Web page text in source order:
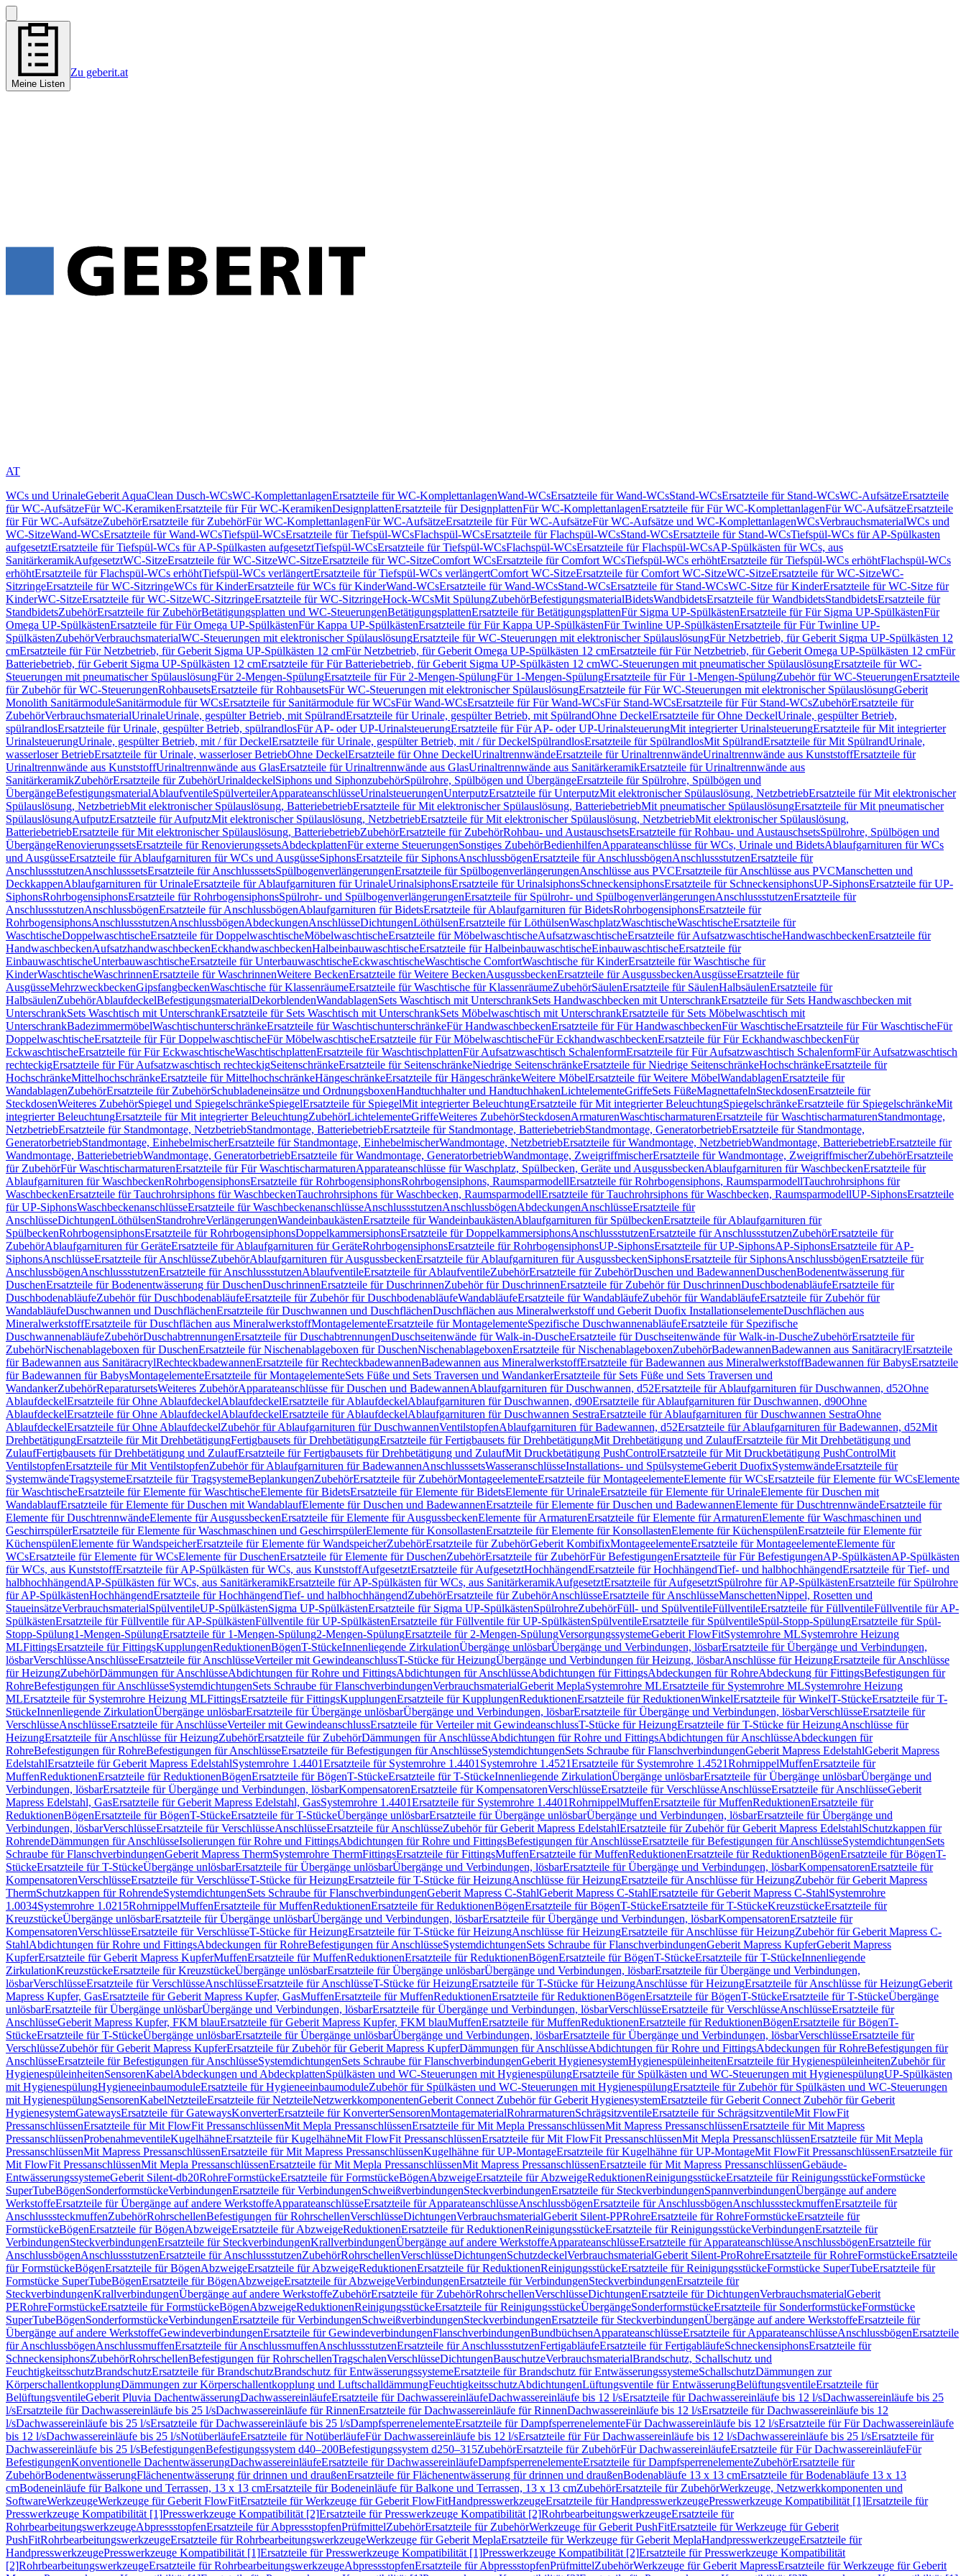
Meine Listen
Zu geberit.at
AT
WCs und UrinaleGeberit AquaClean Dusch-WCsWC-KomplettanlagenErsatzteile für WC-KomplettanlagenWand-WCsErsatzteile für Wand-WCsStand-WCsErsatzteile für Stand-WCsWC-AufsätzeErsatzteile
für WC-AufsätzeFür WC-KeramikenErsatzteile für Für WC-KeramikenDesignplattenErsatzteile für DesignplattenFür WC-KomplettanlagenErsatzteile für Für WC-KomplettanlagenFür WC-AufsätzeErsatzteile
für Für WC-AufsätzeZubehörErsatzteile für ZubehörFür WC-KomplettanlagenFür WC-AufsätzeErsatzteile für Für WC-AufsätzeFür WC-Aufsätze und WC-KomplettanlagenWCsVerbrauchsmaterialWCs und
WC-SitzeWand-WCsErsatzteile für Wand-WCsTiefspül-WCsErsatzteile für Tiefspül-WCsFlachspül-WCsErsatzteile für Flachspül-WCsStand-WCsErsatzteile für Stand-WCsTiefspül-WCs für AP-Spülkasten
aufgesetztErsatzteile für Tiefspül-WCs für AP-Spülkasten aufgesetztTiefspül-WCsErsatzteile für Tiefspül-WCsFlachspül-WCsErsatzteile für Flachspül-WCsAP-Spülkästen für WCs, aus
SanitärkeramikAufgesetztWC-SitzeErsatzteile für WC-SitzeWC-SitzeErsatzteile für WC-SitzeComfort WCsErsatzteile für Comfort WCsTiefspül-WCs erhöhtErsatzteile für Tiefspül-WCs erhöhtFlachspül-WCs
erhöhtErsatzteile für Flachspül-WCs erhöhtTiefspül-WCs verlängertErsatzteile für Tiefspül-WCs verlängertComfort WC-SitzeErsatzteile für Comfort WC-SitzeWC-SitzeErsatzteile für WC-SitzeWC-
SitzringeErsatzteile für WC-SitzringeWCs für KinderErsatzteile für WCs für KinderWand-WCsErsatzteile für Wand-WCsStand-WCsErsatzteile für Stand-WCsWC-Sitze für KinderErsatzteile für WC-Sitze für
KinderWC-SitzeErsatzteile für WC-SitzeWC-SitzringeErsatzteile für WC-SitzringeHock-WCsMit SpülungZubehörBefestigungsmaterialBidetsWandbidetsErsatzteile für WandbidetsStandbidetsErsatzteile für
StandbidetsZubehörErsatzteile für ZubehörBetätigungsplatten und WC-SteuerungenBetätigungsplattenErsatzteile für BetätigungsplattenFür Sigma UP-SpülkästenErsatzteile für Für Sigma UP-SpülkästenFür
Omega UP-SpülkästenErsatzteile für Für Omega UP-SpülkästenFür Kappa UP-SpülkästenErsatzteile für Für Kappa UP-SpülkästenFür Twinline UP-SpülkästenErsatzteile für Für Twinline UP-
SpülkästenZubehörVerbrauchsmaterialWC-Steuerungen mit elektronischer SpülauslösungErsatzteile für WC-Steuerungen mit elektronischer SpülauslösungFür Netzbetrieb, für Geberit Sigma UP-Spülkästen 12
cmErsatzteile für Für Netzbetrieb, für Geberit Sigma UP-Spülkästen 12 cmFür Netzbetrieb, für Geberit Omega UP-Spülkästen 12 cmErsatzteile für Für Netzbetrieb, für Geberit Omega UP-Spülkästen 12 cmFür
Batteriebetrieb, für Geberit Sigma UP-Spülkästen 12 cmErsatzteile für Für Batteriebetrieb, für Geberit Sigma UP-Spülkästen 12 cmWC-Steuerungen mit pneumatischer SpülauslösungErsatzteile für WC-
Steuerungen mit pneumatischer SpülauslösungFür 2-Mengen-SpülungErsatzteile für Für 2-Mengen-SpülungFür 1-Mengen-SpülungErsatzteile für Für 1-Mengen-SpülungZubehör für WC-SteuerungenErsatzteile
für Zubehör für WC-SteuerungenRohbausetsErsatzteile für RohbausetsFür WC-Steuerungen mit elektronischer SpülauslösungErsatzteile für Für WC-Steuerungen mit elektronischer SpülauslösungGeberit
Monolith SanitärmoduleSanitärmodule für WCsErsatzteile für Sanitärmodule für WCsFür Wand-WCsErsatzteile für Für Wand-WCsFür Stand-WCsErsatzteile für Für Stand-WCsZubehörErsatzteile für
ZubehörVerbrauchsmaterialUrinaleUrinale, gespülter Betrieb, mit SpülrandErsatzteile für Urinale, gespülter Betrieb, mit SpülrandOhne DeckelErsatzteile für Ohne DeckelUrinale, gespülter Betrieb,
spülrandlosErsatzteile für Urinale, gespülter Betrieb, spülrandlosFür AP- oder UP-UrinalsteuerungErsatzteile für Für AP- oder UP-UrinalsteuerungMit integrierter UrinalsteuerungErsatzteile für Mit integrierter
UrinalsteuerungUrinale, gespülter Betrieb, mit / für DeckelErsatzteile für Urinale, gespülter Betrieb, mit / für DeckelSpülrandlosErsatzteile für SpülrandlosMit SpülrandErsatzteile für Mit SpülrandUrinale,
wasserloser BetriebErsatzteile für Urinale, wasserloser BetriebOhne DeckelErsatzteile für Ohne DeckelUrinaltrennwändeErsatzteile für UrinaltrennwändeUrinaltrennwände aus KunststoffErsatzteile für
Urinaltrennwände aus KunststoffUrinaltrennwände aus GlasErsatzteile für Urinaltrennwände aus GlasUrinaltrennwände aus SanitärkeramikErsatzteile für Urinaltrennwände aus
SanitärkeramikZubehörErsatzteile für ZubehörUrinaldeckelSiphons und SiphonzubehörSpülrohre, Spülbögen und ÜbergängeErsatzteile für Spülrohre, Spülbögen und
ÜbergängeBefestigungsmaterialAblaufventileSpülverteilerApparateanschlüsseUrinalsteuerungenUnterputzErsatzteile für UnterputzMit elektronischer Spülauslösung, NetzbetriebErsatzteile für Mit elektronischer
Spülauslösung, NetzbetriebMit elektronischer Spülauslösung, BatteriebetriebErsatzteile für Mit elektronischer Spülauslösung, BatteriebetriebMit pneumatischer SpülauslösungErsatzteile für Mit pneumatischer
SpülauslösungAufputzErsatzteile für AufputzMit elektronischer Spülauslösung, NetzbetriebErsatzteile für Mit elektronischer Spülauslösung, NetzbetriebMit elektronischer Spülauslösung,
BatteriebetriebErsatzteile für Mit elektronischer Spülauslösung, BatteriebetriebZubehörErsatzteile für ZubehörRohbau- und AustauschsetsErsatzteile für Rohbau- und AustauschsetsSpülrohre, Spülbögen und
ÜbergängeRenovierungssetsErsatzteile für RenovierungssetsAbdeckplattenFür externe SteuerungenSonstiges ZubehörBedienhilfenApparateanschlüsse für WCs, Urinale und BidetsAblaufgarnituren für WCs
und AusgüsseErsatzteile für Ablaufgarnituren für WCs und AusgüsseSiphonsErsatzteile für SiphonsAnschlussbögenErsatzteile für AnschlussbögenAnschlussstutzenErsatzteile für
AnschlussstutzenAnschlusssetsErsatzteile für AnschlusssetsSpülbogenverlängerungenErsatzteile für SpülbogenverlängerungenAnschlüsse aus PVCErsatzteile für Anschlüsse aus PVCManschetten und
DeckkappenAblaufgarnituren für UrinaleErsatzteile für Ablaufgarnituren für UrinaleUrinalsiphonsErsatzteile für UrinalsiphonsSchneckensiphonsErsatzteile für SchneckensiphonsUP-SiphonsErsatzteile für UP-
SiphonsRohrbogensiphonsErsatzteile für RohrbogensiphonsSpülrohr- und SpülbogenverlängerungenErsatzteile für Spülrohr- und SpülbogenverlängerungenAnschlussstutzenErsatzteile für
AnschlussstutzenAnschlussbögenErsatzteile für AnschlussbögenAblaufgarnituren für BidetsErsatzteile für Ablaufgarnituren für BidetsRohrbogensiphonsErsatzteile für
RohrbogensiphonsAnschlussstutzenAnschlussbögenAbdeckungenAnschlüsseDichtungenLöthülsenErsatzteile für LöthülsenWaschplatzWaschtischeWaschtischeErsatzteile für
WaschtischeDoppelwaschtischeErsatzteile für DoppelwaschtischeMöbelwaschtischeErsatzteile für MöbelwaschtischeAufsatzwaschtischeErsatzteile für AufsatzwaschtischeHandwaschbeckenErsatzteile für
HandwaschbeckenAufsatzhandwaschbeckenEckhandwaschbeckenHalbeinbauwaschtischeErsatzteile für HalbeinbauwaschtischeEinbauwaschtischeErsatzteile für
EinbauwaschtischeUnterbauwaschtischeErsatzteile für UnterbauwaschtischeEckwaschtischeWaschtische ComfortWaschtische für KinderErsatzteile für Waschtische für
KinderWaschtischeWaschrinnenErsatzteile für WaschrinnenWeitere BeckenErsatzteile für Weitere BeckenAusgussbeckenErsatzteile für AusgussbeckenAusgüsseErsatzteile für
AusgüsseMehrzweckbeckenGipsfangbeckenWaschtische für KlassenräumeErsatzteile für Waschtische für KlassenräumeZubehörSäulenErsatzteile für SäulenHalbsäulenErsatzteile für
HalbsäulenZubehörAblaufdeckelBefestigungsmaterialDekorblendenWandablagenSets Waschtisch mit UnterschrankSets Handwaschbecken mit UnterschrankErsatzteile für Sets Handwaschbecken mit
UnterschrankSets Waschtisch mit UnterschrankErsatzteile für Sets Waschtisch mit UnterschrankSets Möbelwaschtisch mit UnterschrankErsatzteile für Sets Möbelwaschtisch mit
UnterschrankBadezimmermöbelWaschtischunterschränkeErsatzteile für WaschtischunterschränkeFür HandwaschbeckenErsatzteile für Für HandwaschbeckenFür WaschtischeErsatzteile für Für WaschtischeFür
DoppelwaschtischeErsatzteile für Für DoppelwaschtischeFür MöbelwaschtischeErsatzteile für Für MöbelwaschtischeFür EckhandwaschbeckenErsatzteile für Für EckhandwaschbeckenFür
EckwaschtischeErsatzteile für Für EckwaschtischeWaschtischplattenErsatzteile für WaschtischplattenFür Aufsatzwaschtisch SchalenformErsatzteile für Für Aufsatzwaschtisch SchalenformFür Aufsatzwaschtisch
rechteckigErsatzteile für Für Aufsatzwaschtisch rechteckigSeitenschränkeErsatzteile für SeitenschränkeNiedrige SeitenschränkeErsatzteile für Niedrige SeitenschränkeHochschränkeErsatzteile für
HochschränkeMittelhochschränkeErsatzteile für MittelhochschränkeHängeschränkeErsatzteile für HängeschränkeWeitere MöbelErsatzteile für Weitere MöbelWandablagenErsatzteile für
WandablagenZubehörErsatzteile für ZubehörSchubladeneinsätze und OrdnungsboxenHandtuchhalter und HandtuchhakenLichtelementeGriffeSets FüßeMagnettafelnSteckdosenErsatzteile für
SteckdosenWeiteres ZubehörSpiegel und SpiegelschränkeSpiegelErsatzteile für SpiegelMit integrierter BeleuchtungErsatzteile für Mit integrierter BeleuchtungSpiegelschränkeErsatzteile für SpiegelschränkeMit
integrierter BeleuchtungErsatzteile für Mit integrierter BeleuchtungZubehörLichtelementeGriffeWeiteres ZubehörSteckdosenArmaturenWaschtischarmaturenErsatzteile für WaschtischarmaturenStandmontage,
NetzbetriebErsatzteile für Standmontage, NetzbetriebStandmontage, BatteriebetriebErsatzteile für Standmontage, BatteriebetriebStandmontage, GeneratorbetriebErsatzteile für Standmontage,
GeneratorbetriebStandmontage, EinhebelmischerErsatzteile für Standmontage, EinhebelmischerWandmontage, NetzbetriebErsatzteile für Wandmontage, NetzbetriebWandmontage, BatteriebetriebErsatzteile für
Wandmontage, BatteriebetriebWandmontage, GeneratorbetriebErsatzteile für Wandmontage, GeneratorbetriebWandmontage, ZweigriffmischerErsatzteile für Wandmontage, ZweigriffmischerZubehörErsatzteile
für ZubehörFür WaschtischarmaturenErsatzteile für Für WaschtischarmaturenApparateanschlüsse für Waschplatz, Spülbecken, Geräte und AusgussbeckenAblaufgarnituren für WaschbeckenErsatzteile für
Ablaufgarnituren für WaschbeckenRohrbogensiphonsErsatzteile für RohrbogensiphonsRohrbogensiphons, RaumsparmodellErsatzteile für Rohrbogensiphons, RaumsparmodellTauchrohrsiphons für
WaschbeckenErsatzteile für Tauchrohrsiphons für WaschbeckenTauchrohrsiphons für Waschbecken, RaumsparmodellErsatzteile für Tauchrohrsiphons für Waschbecken, RaumsparmodellUP-SiphonsErsatzteile
für UP-SiphonsWaschbeckenanschlüsseErsatzteile für WaschbeckenanschlüsseAnschlussstutzenAnschlussbögenAbdeckungenAnschlüsseErsatzteile für
AnschlüsseDichtungenLöthülsenStandrohreVerlängerungenWandeinbaukästenErsatzteile für WandeinbaukästenAblaufgarnituren für SpülbeckenErsatzteile für Ablaufgarnituren für
SpülbeckenRohrbogensiphonsErsatzteile für RohrbogensiphonsDoppelkammersiphonsErsatzteile für DoppelkammersiphonsAnschlussstutzenErsatzteile für AnschlussstutzenZubehörErsatzteile für
ZubehörAblaufgarnituren für GeräteErsatzteile für Ablaufgarnituren für GeräteRohrbogensiphonsErsatzteile für RohrbogensiphonsUP-SiphonsErsatzteile für UP-SiphonsAP-SiphonsErsatzteile für AP-
SiphonsAnschlüsseErsatzteile für AnschlüsseZubehörAblaufgarnituren für AusgussbeckenErsatzteile für Ablaufgarnituren für AusgussbeckenSiphonsErsatzteile für SiphonsAnschlussbögenErsatzteile für
AnschlussbögenAnschlussstutzenErsatzteile für AnschlussstutzenAblaufventileErsatzteile für AblaufventileZubehörErsatzteile für ZubehörDuschen und BadewannenDuschenBodenentwässerung für
DuschenErsatzteile für Bodenentwässerung für DuschenDuschrinnenErsatzteile für DuschrinnenZubehör für DuschrinnenErsatzteile für Zubehör für DuschrinnenDuschbodenabläufeErsatzteile für
DuschbodenabläufeZubehör für DuschbodenabläufeErsatzteile für Zubehör für DuschbodenabläufeWandabläufeErsatzteile für WandabläufeZubehör für WandabläufeErsatzteile für Zubehör für
WandabläufeDuschwannen und DuschflächenErsatzteile für Duschwannen und DuschflächenDuschflächen aus Mineralwerkstoff und Geberit Duofix InstallationselementeDuschflächen aus
MineralwerkstoffErsatzteile für Duschflächen aus MineralwerkstoffMontagelementeErsatzteile für MontagelementeSpezifische DuschwannenabläufeErsatzteile für Spezifische
DuschwannenabläufeZubehörDuschabtrennungenErsatzteile für DuschabtrennungenDuschseitenwände für Walk-in-DuscheErsatzteile für Duschseitenwände für Walk-in-DuscheZubehörErsatzteile für
ZubehörNischenablageboxen für DuschenErsatzteile für Nischenablageboxen für DuschenNischenablageboxenErsatzteile für NischenablageboxenZubehörBadewannenBadewannen aus SanitäracrylErsatzteile
für Badewannen aus SanitäracrylRechteckbadewannenErsatzteile für RechteckbadewannenBadewannen aus MineralwerkstoffErsatzteile für Badewannen aus MineralwerkstoffBadewannen für BabysErsatzteile
für Badewannen für BabysMontagelementeErsatzteile für MontagelementeSets Füße und Sets Traversen und WandankerErsatzteile für Sets Füße und Sets Traversen und
WandankerZubehörReparatursetsWeiteres ZubehörApparateanschlüsse für Duschen und BadewannenAblaufgarnituren für Duschwannen, d52Ersatzteile für Ablaufgarnituren für Duschwannen, d52Ohne
AblaufdeckelErsatzteile für Ohne AblaufdeckelAblaufdeckelErsatzteile für AblaufdeckelAblaufgarnituren für Duschwannen, d90Ersatzteile für Ablaufgarnituren für Duschwannen, d90Ohne
AblaufdeckelErsatzteile für Ohne AblaufdeckelAblaufdeckelErsatzteile für AblaufdeckelAblaufgarnituren für Duschwannen SestraErsatzteile für Ablaufgarnituren für Duschwannen SestraOhne
AblaufdeckelErsatzteile für Ohne AblaufdeckelZubehör für Ablaufgarnituren für DuschwannenVentilstopfenAblaufgarnituren für Badewannen, d52Ersatzteile für Ablaufgarnituren für Badewannen, d52Mit
DrehbetätigungErsatzteile für Mit DrehbetätigungFertigbausets für DrehbetätigungErsatzteile für Fertigbausets für DrehbetätigungMit Drehbetätigung und ZulaufErsatzteile für Mit Drehbetätigung und
ZulaufFertigbausets für Drehbetätigung und ZulaufErsatzteile für Fertigbausets für Drehbetätigung und ZulaufMit Druckbetätigung PushControlErsatzteile für Mit Druckbetätigung PushControlMit
VentilstopfenErsatzteile für Mit VentilstopfenZubehör für Ablaufgarnituren für BadewannenAnschlusssetsWasseranschlüsseInstallations- und SpülsystemeGeberit DuofixSystemwändeErsatzteile für
SystemwändeTragsystemeErsatzteile für TragsystemeBeplankungenZubehörErsatzteile für ZubehörMontageelementeErsatzteile für MontageelementeElemente für WCsErsatzteile für Elemente für WCsElemente
für WaschtischeErsatzteile für Elemente für WaschtischeElemente für BidetsErsatzteile für Elemente für BidetsElemente für UrinaleErsatzteile für Elemente für UrinaleElemente für Duschen mit
WandablaufErsatzteile für Elemente für Duschen mit WandablaufElemente für Duschen und BadewannenErsatzteile für Elemente für Duschen und BadewannenElemente für DuschtrennwändeErsatzteile für
Elemente für DuschtrennwändeElemente für AusgussbeckenErsatzteile für Elemente für AusgussbeckenElemente für ArmaturenErsatzteile für Elemente für ArmaturenElemente für Waschmaschinen und
GeschirrspülerErsatzteile für Elemente für Waschmaschinen und GeschirrspülerElemente für KonsollastenErsatzteile für Elemente für KonsollastenElemente für KüchenspülenErsatzteile für Elemente für
KüchenspülenElemente für WandspeicherErsatzteile für Elemente für WandspeicherZubehörErsatzteile für ZubehörGeberit KombifixMontageelementeErsatzteile für MontageelementeElemente für
WCsErsatzteile für Elemente für WCsElemente für DuschenErsatzteile für Elemente für DuschenZubehörErsatzteile für ZubehörFür BefestigungenErsatzteile für Für BefestigungenAP-SpülkästenAP-Spülkästen
für WCs, aus KunststoffErsatzteile für AP-Spülkästen für WCs, aus KunststoffAufgesetztErsatzteile für AufgesetztHochhängendErsatzteile für HochhängendTief- und halbhochhängendErsatzteile für Tief- und
halbhochhängendAP-Spülkästen für WCs, aus SanitärkeramikErsatzteile für AP-Spülkästen für WCs, aus SanitärkeramikAufgesetztErsatzteile für AufgesetztSpülrohre für AP-SpülkästenErsatzteile für Spülrohre
für AP-SpülkästenHochhängendErsatzteile für HochhängendTief- und halbhochhängendZubehörErsatzteile für ZubehörAnschlüsseErsatzteile für AnschlüsseManschettenNippel, Rosetten und
StaueinsätzeVerbrauchsmaterialSpülventileUP-SpülkästenSigma UP-SpülkästenErsatzteile für Sigma UP-SpülkästenSpülrohreZubehörFüll- und SpülventileFüllventileErsatzteile für FüllventileFüllventile für AP-
SpülkästenErsatzteile für Füllventile für AP-SpülkästenFüllventile für UP-SpülkästenErsatzteile für Füllventile für UP-SpülkästenSpülventileErsatzteile für SpülventileSpül-Stopp-SpülungErsatzteile für Spül-
Stopp-Spülung1-Mengen-SpülungErsatzteile für 1-Mengen-Spülung2-Mengen-SpülungErsatzteile für 2-Mengen-SpülungVersorgungssystemeGeberit FlowFitSystemrohre MLSystemrohre Heizung
MLFittingsErsatzteile für FittingsKupplungenReduktionenBögenT-StückeInnenliegende ZirkulationÜbergänge unlösbarÜbergänge und Verbindungen, lösbarErsatzteile für Übergänge und Verbindungen,
lösbarVerschlüsseAnschlüsseErsatzteile für AnschlüsseVerteiler mit GewindeanschlussT-Stücke für HeizungÜbergänge und Verbindungen für Heizung, lösbarAnschlüsse für HeizungErsatzteile für Anschlüsse
für HeizungZubehörDämmungen für AnschlüsseAbdichtungen für Rohre und FittingsAbdichtungen für AnschlüsseAbdichtungen für FittingsAbdeckungen für RohreAbdeckung für FittingsBefestigungen für
RohreBefestigungen für AnschlüsseSystemdichtungenSets Schraube für FlanschverbindungenVerbrauchsmaterialGeberit MeplaSystemrohre MLErsatzteile für Systemrohre MLSystemrohre Heizung
MLErsatzteile für Systemrohre Heizung MLFittingsErsatzteile für FittingsKupplungenErsatzteile für KupplungenReduktionenErsatzteile für ReduktionenWinkelErsatzteile für WinkelT-StückeErsatzteile für T-
StückeInnenliegende ZirkulationÜbergänge unlösbarErsatzteile für Übergänge unlösbarÜbergänge und Verbindungen, lösbarErsatzteile für Übergänge und Verbindungen, lösbarVerschlüsseErsatzteile für
VerschlüsseAnschlüsseErsatzteile für AnschlüsseVerteiler mit GewindeanschlussErsatzteile für Verteiler mit GewindeanschlussT-Stücke für HeizungErsatzteile für T-Stücke für HeizungAnschlüsse für
HeizungErsatzteile für Anschlüsse für HeizungZubehörErsatzteile für ZubehörDämmungen für AnschlüsseAbdichtungen für Rohre und FittingsAbdichtungen für AnschlüsseAbdeckungen für
RohreBefestigungen für RohreBefestigungen für AnschlüsseErsatzteile für Befestigungen für AnschlüsseSystemdichtungenSets Schraube für FlanschverbindungenGeberit Mapress EdelstahlGeberit Mapress
EdelstahlErsatzteile für Geberit Mapress EdelstahlSystemrohre 1.4401Ersatzteile für Systemrohre 1.4401 Systemrohre 1.4521Ersatzteile für Systemrohre 1.4521RohrnippelMuffenErsatzteile für
MuffenReduktionenErsatzteile für ReduktionenBögenErsatzteile für BögenT-StückeErsatzteile für T-StückeInnenliegende ZirkulationÜbergänge unlösbarErsatzteile für Übergänge unlösbarÜbergänge und
Verbindungen, lösbarErsatzteile für Übergänge und Verbindungen, lösbarKompensatorenErsatzteile für KompensatorenVerschlüsseErsatzteile für VerschlüsseAnschlüsseErsatzteile für AnschlüsseGeberit
Mapress Edelstahl, GasErsatzteile für Geberit Mapress Edelstahl, GasSystemrohre 1.4401Ersatzteile für Systemrohre 1.4401RohrnippelMuffenErsatzteile für MuffenReduktionenErsatzteile für
ReduktionenBögenErsatzteile für BögenT-StückeErsatzteile für T-StückeÜbergänge unlösbarErsatzteile für Übergänge unlösbarÜbergänge und Verbindungen, lösbarErsatzteile für Übergänge und
Verbindungen, lösbarVerschlüsseErsatzteile für VerschlüsseAnschlüsseErsatzteile für AnschlüsseZubehör für Geberit Mapress EdelstahlErsatzteile für Zubehör für Geberit Mapress EdelstahlSchutzkappen für
RohrendeDämmungen für AnschlüsseIsolierungen für Rohre und FittingsAbdichtungen für Rohre und FittingsBefestigungen für AnschlüsseErsatzteile für Befestigungen für AnschlüsseSystemdichtungenSets
Schraube für FlanschverbindungenGeberit Mapress ThermSystemrohre ThermFittingsErsatzteile für FittingsMuffenErsatzteile für MuffenReduktionenErsatzteile für ReduktionenBögenErsatzteile für BögenT-
StückeErsatzteile für T-StückeÜbergänge unlösbarErsatzteile für Übergänge unlösbarÜbergänge und Verbindungen, lösbarErsatzteile für Übergänge und Verbindungen, lösbarKompensatorenErsatzteile für
KompensatorenVerschlüsseErsatzteile für VerschlüsseT-Stücke für HeizungErsatzteile für T-Stücke für HeizungAnschlüsse für HeizungErsatzteile für Anschlüsse für HeizungZubehör für Geberit Mapress
ThermSchutzkappen für RohrendeSystemdichtungenSets Schraube für FlanschverbindungenGeberit Mapress C-StahlGeberit Mapress C-StahlErsatzteile für Geberit Mapress C-StahlSystemrohre
1.0034Systemrohre 1.0215RohrnippelMuffenErsatzteile für MuffenReduktionenErsatzteile für ReduktionenBögenErsatzteile für BögenT-StückeErsatzteile für T-StückeKreuzstückeErsatzteile für
KreuzstückeÜbergänge unlösbarErsatzteile für Übergänge unlösbarÜbergänge und Verbindungen, lösbarErsatzteile für Übergänge und Verbindungen, lösbarKompensatorenErsatzteile für
KompensatorenVerschlüsseErsatzteile für VerschlüsseT-Stücke für HeizungErsatzteile für T-Stücke für HeizungAnschlüsse für HeizungErsatzteile für Anschlüsse für HeizungZubehör für Geberit Mapress C-
StahlAbdichtungen für Rohre und FittingsAbdeckungen für RohreBefestigungen für AnschlüsseSystemdichtungenSets Schraube für FlanschverbindungenGeberit Mapress KupferGeberit Mapress
KupferErsatzteile für Geberit Mapress KupferMuffenErsatzteile für MuffenReduktionenErsatzteile für ReduktionenBögenErsatzteile für BögenT-StückeErsatzteile für T-StückeInnenliegende
ZirkulationKreuzstückeErsatzteile für KreuzstückeÜbergänge unlösbarErsatzteile für Übergänge unlösbarÜbergänge und Verbindungen, lösbarErsatzteile für Übergänge und Verbindungen,
lösbarVerschlüsseErsatzteile für VerschlüsseAnschlüsseErsatzteile für AnschlüsseT-Stücke für HeizungErsatzteile für T-Stücke für HeizungAnschlüsse für HeizungErsatzteile für Anschlüsse für HeizungGeberit
Mapress Kupfer, GasErsatzteile für Geberit Mapress Kupfer, GasMuffenErsatzteile für MuffenReduktionenErsatzteile für ReduktionenBögenErsatzteile für BögenT-StückeErsatzteile für T-StückeÜbergänge
unlösbarErsatzteile für Übergänge unlösbarÜbergänge und Verbindungen, lösbarErsatzteile für Übergänge und Verbindungen, lösbarVerschlüsseErsatzteile für VerschlüsseAnschlüsseErsatzteile für
AnschlüsseGeberit Mapress Kupfer, FKM blauErsatzteile für Geberit Mapress Kupfer, FKM blauMuffenErsatzteile für MuffenReduktionenErsatzteile für ReduktionenBögenErsatzteile für BögenT-
StückeErsatzteile für T-StückeÜbergänge unlösbarErsatzteile für Übergänge unlösbarÜbergänge und Verbindungen, lösbarErsatzteile für Übergänge und Verbindungen, lösbarVerschlüsseErsatzteile für
VerschlüsseZubehör für Geberit Mapress KupferErsatzteile für Zubehör für Geberit Mapress KupferDämmungen für AnschlüsseAbdichtungen für Rohre und FittingsAbdeckungen für RohreBefestigungen für
AnschlüsseErsatzteile für Befestigungen für AnschlüsseSystemdichtungenSets Schraube für FlanschverbindungenGeberit HygienesystemHygienespüleinheitenErsatzteile für HygienespüleinheitenZubehör für
HygienespüleinheitenSensorenKabelAbdeckungen und AbdeckplattenSpülkästen und WC-Steuerungen mit HygienespülungErsatzteile für Spülkästen und WC-Steuerungen mit HygienespülungUP-Spülkästen
mit HygienespülungHygieneeinbaumoduleErsatzteile für HygieneeinbaumoduleZubehör für Spülkästen und WC-Steuerungen mit HygienespülungErsatzteile für Zubehör für Spülkästen und WC-Steuerungen
mit HygienespülungSensorenKabelNetzteileErsatzteile für NetzteileNetzwerkkomponentenGeberit Connect Zubehör für Geberit HygienesystemErsatzteile für Geberit Connect Zubehör für Geberit
HygienesystemGatewaysErsatzteile für GatewaysKonverterErsatzteile für KonverterSensorenMontagematerialRohrarmaturenSchrägsitzventileErsatzteile für SchrägsitzventileMit FlowFit
PressanschlüssenErsatzteile für Mit FlowFit PressanschlüssenMit Mepla PressanschlüssenErsatzteile für Mit Mepla PressanschlüssenMit Mapress PressanschlüssenErsatzteile für Mit Mapress
PressanschlüssenProbenahmeventileKugelhähneErsatzteile für KugelhähneMit FlowFit PressanschlüssenErsatzteile für Mit FlowFit PressanschlüssenMit Mepla PressanschlüssenErsatzteile für Mit Mepla
PressanschlüssenMit Mapress PressanschlüssenErsatzteile für Mit Mapress PressanschlüssenKugelhähne für UP-MontageErsatzteile für Kugelhähne für UP-MontageMit FlowFit PressanschlüssenErsatzteile für
Mit FlowFit PressanschlüssenMit Mepla PressanschlüssenErsatzteile für Mit Mepla PressanschlüssenMit Mapress PressanschlüssenErsatzteile für Mit Mapress PressanschlüssenGebäude-
EntwässerungssystemeGeberit Silent-db20RohreFormstückeErsatzteile für FormstückeBögenAbzweigeErsatzteile für AbzweigeReduktionenReinigungsstückeErsatzteile für ReinigungsstückeFormstücke
SuperTubeBögenSonderformstückeVerbindungenErsatzteile für VerbindungenSchweißverbindungenSteckverbindungenErsatzteile für SteckverbindungenSpannverbindungenÜbergänge auf andere
WerkstoffeErsatzteile für Übergänge auf andere WerkstoffeApparateanschlüsseErsatzteile für ApparateanschlüsseAnschlussbögenErsatzteile für AnschlussbögenAnschlusssteckmuffenErsatzteile für
AnschlusssteckmuffenZubehörRohrschellenBefestigungen für RohrschellenVerschlüsseDichtungenVerbrauchsmaterialGeberit Silent-PPRohreErsatzteile für RohreFormstückeErsatzteile für
FormstückeBögenErsatzteile für BögenAbzweigeErsatzteile für AbzweigeReduktionenErsatzteile für ReduktionenReinigungsstückeErsatzteile für ReinigungsstückeVerbindungenErsatzteile für
VerbindungenSteckverbindungenErsatzteile für SteckverbindungenKrallverbindungenÜbergänge auf andere WerkstoffeApparateanschlüsseErsatzteile für ApparateanschlüsseAnschlussbögenErsatzteile für
AnschlussbögenAnschlussstutzenErsatzteile für AnschlussstutzenZubehörRohrschellenVerschlüsseDichtungenSchutzdeckelVerbrauchsmaterialGeberit Silent-ProRohreErsatzteile für RohreFormstückeErsatzteile
für FormstückeBögenErsatzteile für BögenAbzweigeErsatzteile für AbzweigeReduktionenErsatzteile für ReduktionenReinigungsstückeErsatzteile für ReinigungsstückeFormstücke SuperTubeErsatzteile für
Formstücke SuperTubeBögenErsatzteile für BögenAbzweigeErsatzteile für AbzweigeVerbindungenErsatzteile für VerbindungenSteckverbindungenErsatzteile für
SteckverbindungenKrallverbindungenÜbergänge auf andere WerkstoffeZubehörErsatzteile für ZubehörRohrschellenVerschlüsseDichtungenErsatzteile für DichtungenVerbrauchsmaterialGeberit
PERohreFormstückeErsatzteile für FormstückeBögenAbzweigeReduktionenReinigungsstückeErsatzteile für ReinigungsstückeÜbergängeSonderformstückeErsatzteile für SonderformstückeFormstücke
SuperTubeBögenSonderformstückeVerbindungenErsatzteile für VerbindungenSchweißverbindungenSteckverbindungenErsatzteile für SteckverbindungenÜbergänge auf andere WerkstoffeErsatzteile für
Übergänge auf andere WerkstoffeGewindeverbindungenErsatzteile für GewindeverbindungenFlanschverbindungenBundbüchsenApparateanschlüsseErsatzteile für ApparateanschlüsseAnschlussbögenErsatzteile
für AnschlussbögenAnschlussmuffenErsatzteile für AnschlussmuffenAnschlussstutzenErsatzteile für AnschlussstutzenFertigabläufeErsatzteile für FertigabläufeSchneckensiphonsErsatzteile für
SchneckensiphonsZubehörRohrschellenBefestigungen für RohrschellenTragschalenVerschlüsseDichtungenBauschutzeVerbrauchsmaterialBrandschutz, Schallschutz und
FeuchtigkeitsschutzBrandschutzErsatzteile für BrandschutzBrandschutz für EntwässerungssystemeErsatzteile für Brandschutz für EntwässerungssystemeSchallschutzDämmungen zur
KörperschallentkopplungDämmungen zur Körperschallentkopplung und LuftschalldämmungFeuchtigkeitsschutzAbdichtungenLüftungsventile für EntwässerungBelüftungsventileErsatzteile für
BelüftungsventileGeberit Pluvia DachentwässerungDachwassereinläufeErsatzteile für DachwassereinläufeDachwassereinläufe bis 12 l/sErsatzteile für Dachwassereinläufe bis 12 l/sDachwassereinläufe bis 25
l/sErsatzteile für Dachwassereinläufe bis 25 l/sDachwassereinläufe für RinnenErsatzteile für Dachwassereinläufe für RinnenDachwassereinläufe bis 12 l/sErsatzteile für Dachwassereinläufe bis 12
l/sDachwassereinläufe bis 25 l/sErsatzteile für Dachwassereinläufe bis 25 l/sDampfsperrenelementeErsatzteile für DampfsperrenelementeFür Dachwassereinläufe bis 12 l/sErsatzteile für Für Dachwassereinläufe
bis 12 l/sDachwassereinläufe bis 25 l/sNotüberläufeErsatzteile für NotüberläufeFür Dachwassereinläufe bis 12 l/sErsatzteile für Für Dachwassereinläufe bis 12 l/sDachwassereinläufe bis 25 l/sErsatzteile für
Dachwassereinläufe bis 25 l/sBefestigungenBefestigungssystem d40–200Befestigungssystem d250–315ZubehörErsatzteile für ZubehörFür DachwassereinläufeErsatzteile für Für DachwassereinläufeFür
BefestigungenKonventionelle DachentwässerungDachwassereinläufeErsatzteile für DachwassereinläufeDampfsperrenelementeErsatzteile für DampfsperrenelementeZubehörErsatzteile für
ZubehörBodenentwässerungFlächenentwässerung für drinnen und draußenErsatzteile für Flächenentwässerung für drinnen und draußenBodenabläufe 13 x 13 cmErsatzteile für Bodenabläufe 13 x 13
cmBodeneinläufe für Balkone und Terrassen, 13 x 13 cmErsatzteile für Bodeneinläufe für Balkone und Terrassen, 13 x 13 cmZubehörErsatzteile für ZubehörWerkzeuge, Netzwerkkomponenten und
SoftwareWerkzeugeWerkzeuge für Geberit FlowFitErsatzteile für Werkzeuge für Geberit FlowFitHandpresswerkzeugeErsatzteile für HandpresswerkzeugePresswerkzeuge Kompatibilität [1]Ersatzteile für
Presswerkzeuge Kompatibilität [1]Presswerkzeuge Kompatibilität [2]Ersatzteile für Presswerkzeuge Kompatibilität [2]RohrbearbeitungswerkzeugeErsatzteile für
RohrbearbeitungswerkzeugeAbpressstopfenErsatzteile für AbpressstopfenPrüfmittelZubehörErsatzteile für ZubehörWerkzeuge für Geberit PushFitErsatzteile für Werkzeuge für Geberit
PushFitRohrbearbeitungswerkzeugeErsatzteile für RohrbearbeitungswerkzeugeWerkzeuge für Geberit MeplaErsatzteile für Werkzeuge für Geberit MeplaHandpresswerkzeugeErsatzteile für
HandpresswerkzeugePresswerkzeuge Kompatibilität [1]Ersatzteile für Presswerkzeuge Kompatibilität [1]Presswerkzeuge Kompatibilität [2]Ersatzteile für Presswerkzeuge Kompatibilität
[2]RohrbearbeitungswerkzeugeErsatzteile für RohrbearbeitungswerkzeugeAbpressstopfenErsatzteile für AbpressstopfenPrüfmittelZubehörWerkzeuge für Geberit MapressErsatzteile für Werkzeuge für Geberit